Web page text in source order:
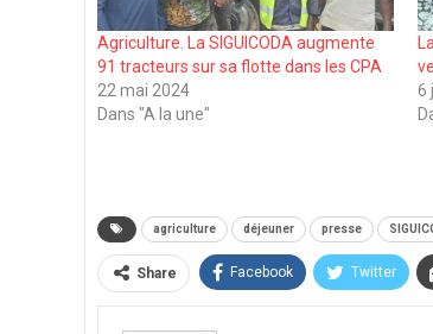
Agriculture. La SIGUICODA augmente
91 tracteurs sur sa flotte dans les CPA
22 mai 2024
Dans "A la une"
6
agriculture déjeuner presse
Share Facebook Twitter